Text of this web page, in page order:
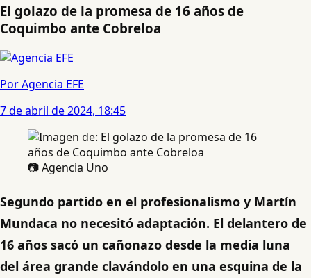
El golazo de la promesa de 16 años de
Coquimbo ante Cobreloa
Por Agencia EFE
7 de abril de 2024, 18:45
📷 Agencia Uno
Segundo partido en el profesionalismo y Martín
Mundaca no necesitó adaptación. El delantero de
16 años sacó un cañonazo desde la media luna
del área grande clavándolo en una esquina de la